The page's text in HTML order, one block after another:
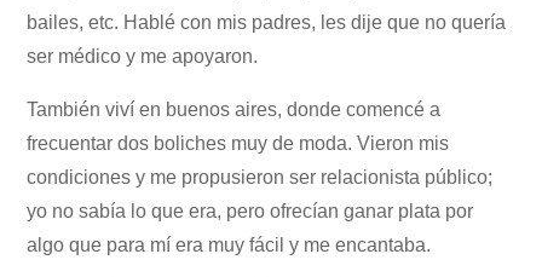
bailes, etc. Hablé con mis padres, les dije que no quería
ser médico y me apoyaron.
También viví en buenos aires, donde comencé a
frecuentar dos boliches muy de moda. Vieron mis
condiciones y me propusieron ser relacionista público;
yo no sabía lo que era, pero ofrecían ganar plata por
algo que para mí era muy fácil y me encantaba.